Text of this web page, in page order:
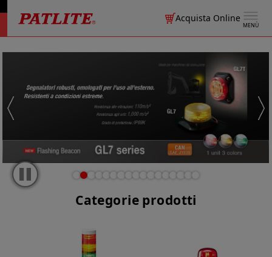
MENÙ
Acquista Online
Categorie prodotti